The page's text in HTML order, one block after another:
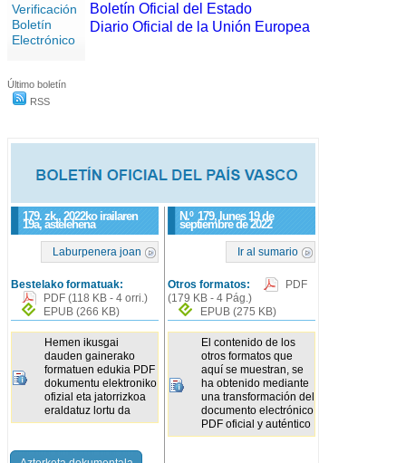
Verificación
Boletín
Electrónico
Último boletín
RSS
179. zk., 2022ko irailaren
19a, astelehena
N.º 179, lunes 19 de
septiembre de 2022
Laburpenera joan
Bestelako formatuak:
PDF (118 KB - 4 orri.)
EPUB (266 KB)
Hemen ikusgai
dauden gainerako
formatuen edukia PDF
dokumentu elektroniko
ofizial eta jatorrizkoa
eraldatuz lortu da
Ir al sumario
Otros formatos:
PDF
(179 KB - 4 Pág.)
EPUB(275 KB)
El contenido de los
otros formatos que
aquí se muestran, se
ha obtenido mediante
una transformación del
documento electrónico
PDF oficial y auténtico
Boletín Oficial del Estado
Diario Oficial de la Unión Europea